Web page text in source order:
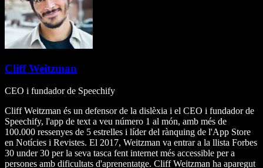
Cliff Weitzman
CEO i fundador de Speechify
Cliff Weitzman és un defensor de la dislèxia i el CEO i fundador de
Speechify, l'app de text a veu número 1 al món, amb més de
100.000 ressenyes de 5 estrelles i líder del rànquing de l'App Store
en Notícies i Revistes. El 2017, Weitzman va entrar a la llista Forbes
30 under 30 per la seva tasca fent internet més accessible per a
persones amb dificultats d'aprenentatge. Cliff Weitzman ha aparegut